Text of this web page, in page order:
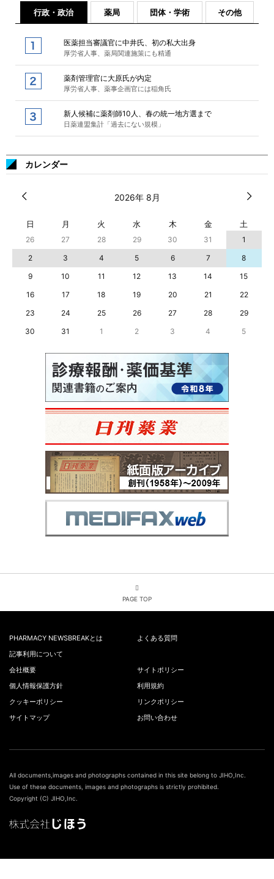
行政・政治 薬局 団体・学術 その他
医薬担当審議官に中井氏、初の私大出身
厚労省人事、薬局関連施策にも精通
薬剤管理官に大原氏が内定
厚労省人事、薬事企画官には稲角氏
新人候補に薬剤師10人、春の統一地方選まで
日薬連盟集計「過去にない規模」
カレンダー
2026年 8月
日 月 火 水 木 金 土
26 27 28 29 30 31
1
2
3 4 5 6 7
8
9
10 11 12 13 14
15
16
17 18 19 20 21
22
23
24 25 26 27 28
29
30
31 1 2 3 4 5
PAGE TOP
PHARMACY NEWSBREAKとは
よくある質問
記事利用について
会社概要
サイトポリシー
個人情報保護方針
利用規約
クッキーポリシー
リンクポリシー
サイトマップ
お問い合わせ
All documents,images and photographs contained in this site belong to JIHO,Inc.
Use of these documents, images and photographs is strictly prohibited.
Copyright (C) JIHO,Inc.